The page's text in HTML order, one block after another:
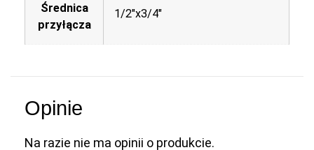
Średnica
przyłącza
1/2"x3/4"
Opinie
Na razie nie ma opinii o produkcie.